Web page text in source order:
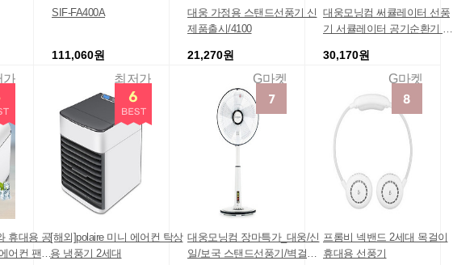
가
SIF-FA400A
111,060원
최저가
대웅 가정용 스탠드선풍기 신
제품출시/4100
21,270원
G마켓
대웅모닝컴 써큘레이터 선풍
기 서큘레이터 공기순환기 신
30,170원
G마켓
휴대용 공
어컨 팬
[해외]polaire 미니 에어컨 탁상
용 냉풍기 2세대
대웅모닝컴 장마특가_대웅/신
일/보국 스탠드선풍기/벽걸이
프롬비 넥밴드 2세대 목걸이
휴대용 선풍기